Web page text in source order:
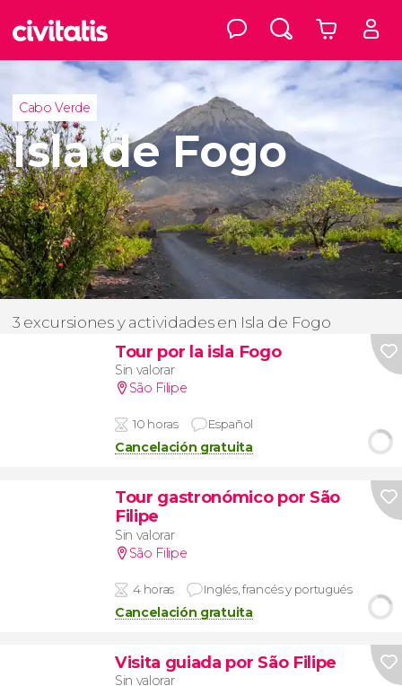
Cabo Verde
Isla de Fogo
3 excursiones y actividades en Isla de Fogo
Tour por la isla Fogo
Sin valorar
São Filipe
10 horas Español
Cancelación gratuita
Tour gastronómico por São
Filipe
Sin valorar
São Filipe
4 horas Inglés, francés y portugués
Cancelación gratuita
Visita guiada por São Filipe
Sin valorar